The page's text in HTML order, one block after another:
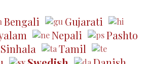
Bengali
Gujarati
Nepali
Pashto
Sinhala
Tamil